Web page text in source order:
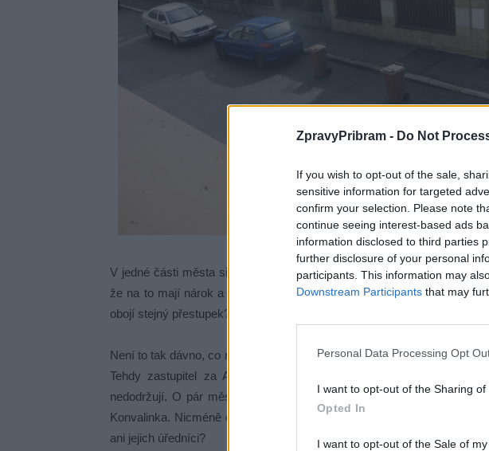
ZpravyPribram - Do Not
If you wish to opt-out of the sale,
sensitive information for targeted
confirm your selection. Please note
continue seeing interest-based ads
information disclosed to third parties
further disclosure of your personal
participants. This information may
Downstream Participants that may
Personal Data Processing Opt
I want to opt-out of the Sharing of
Opted In
I want to opt-out of the Sale of my
V jedné části města si lidé svévolně zabírají parkovací místa před
že na to mají nárok a v jiných se rozdávají pokuty za to, když auto
obojí stejný přestupek?
Není to tak dávno, co na jednom ze zasedání zastupitelstva se probírala
Tehdy zastupitel za ANO František Hauser řekl, že u vyhlášek je
nedodržují. O pár měsíců později toto tvrzení zopakoval na jedné z
Konvalinka. Nicméně otázka zní: Jak chce město, aby lidé dodržovali
ani jejich úředníci?